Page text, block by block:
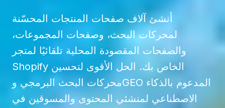
أنشئ آلاف صفحات المنتجات المحسّنة
لمحركات البحث، وصفحات المجموعات،
والصفحات المقصودة المحلية تلقائيًا لمتجر
Shopify الخاص بك. الحل الأقوى لتحسين
محركات البحث البرمجي وGEO المدعوم بالذكاء
الاصطناعي لمنشئي المحتوى والمسوقين في